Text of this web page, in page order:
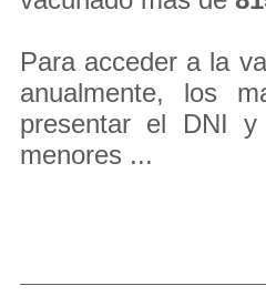
Para acceder a la
anualmente, los
presentar el DNI
menores ...